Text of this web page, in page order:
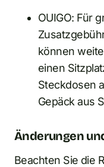
OUIGO: Für
können
einen
Steckdosen
Gepäck aus
Änderungen
Beachten Sie die